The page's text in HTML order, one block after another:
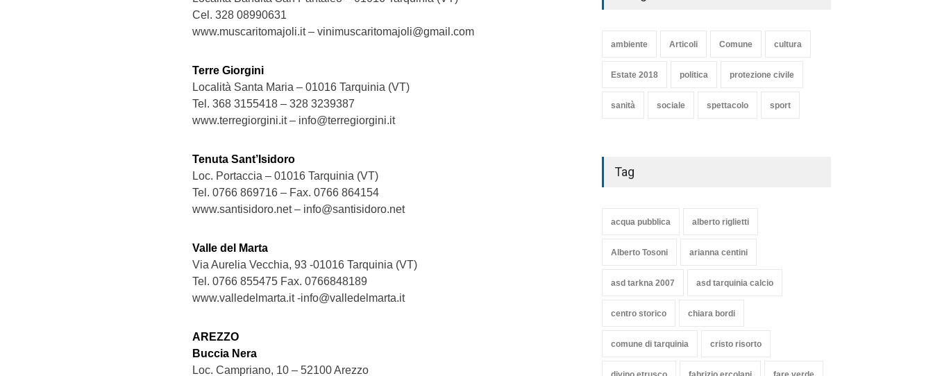
Cel. 328 08990631
www.muscaritomajoli.it – vinimuscaritomajoli@gmail.com
Terre Giorgini
Località Santa Maria – 01016 Tarquinia (VT)
Tel. 368 3155418 – 328 3239387
www.terregiorgini.it – info@terregiorgini.it
Tenuta Sant’Isidoro
Loc. Portaccia – 01016 Tarquinia (VT)
Tel. 0766 869716 – Fax. 0766 864154
www.santisidoro.net – info@santisidoro.net
Valle del Marta
Via Aurelia Vecchia, 93 -01016 Tarquinia (VT)
Tel. 0766 855475 Fax. 0766848189
www.valledelmarta.it -info@valledelmarta.it
AREZZO
Buccia Nera
Loc. Campriano, 10 – 52100 Arezzo
Articoli cultura 8 Maggio 2020
ambiente Articoli Comune cultura
Estate 2018 politica protezione civile
sanità sociale spettacolo sport
Tag
acqua pubblica alberto riglietti
Alberto Tosoni arianna centini
asd tarkna 2007 asd tarquinia calcio
centro storico chiara bordi
comune di tarquinia cristo risorto